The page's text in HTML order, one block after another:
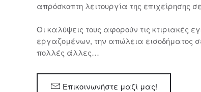
απρόσκοπτη λειτουργία της επιχείρησης
Οι καλύψεις τους αφορούν τις κτιριακές
εργαζομένων, την απώλεια εισοδήματος
πολλές άλλες…
Επικοινωνήστε μαζί μας!